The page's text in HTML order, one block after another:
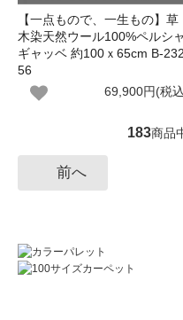
【一点もので、一生もの】草
木染天然ウール100%ペルシャ
ギャッベ 約100ｘ65cm B-232
56
69,900円(税
183商品
前へ